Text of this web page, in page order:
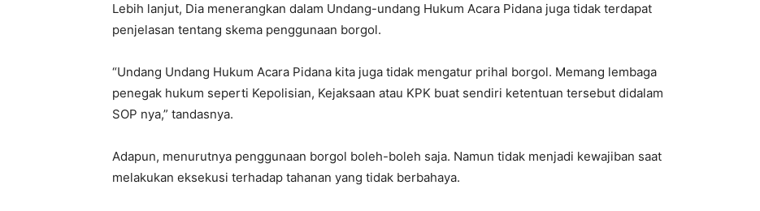
Lebih lanjut, Dia menerangkan dalam Undang-undang Hukum Acara Pidana juga tidak terdapat
penjelasan tentang skema penggunaan borgol.
“Undang Undang Hukum Acara Pidana kita juga tidak mengatur prihal borgol. Memang lembaga
penegak hukum seperti Kepolisian, Kejaksaan atau KPK buat sendiri ketentuan tersebut didalam
SOP nya,” tandasnya.
Adapun, menurutnya penggunaan borgol boleh-boleh saja. Namun tidak menjadi kewajiban saat
melakukan eksekusi terhadap tahanan yang tidak berbahaya.